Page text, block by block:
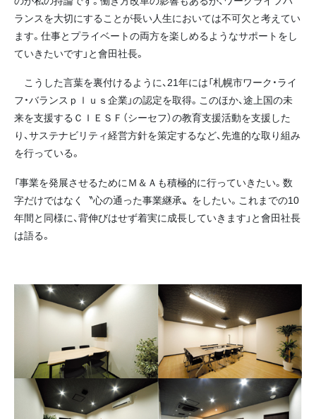
ランスを大切にすることが長い人生においては不可欠と考えてい
ます。仕事とプライベートの両方を楽しめるようなサポートをし
ていきたいです」と會田社長。
こうした言葉を裏付けるように、21年には「札幌市ワーク・ライ
フ・バランスｐｌｕｓ企業」の認定を取得。このほか、途上国の未
来を支援するＣＩＥＳＦ（シーセフ）の教育支援活動を支援した
り、サステナビリティ経営方針を策定するなど、先進的な取り組み
を行っている。
「事業を発展させるためにＭ＆Ａも積極的に行っていきたい。数
字だけではなく〝心の通った事業継承〟をしたい。これまでの10
年間と同様に、背伸びはせず着実に成長していきます」と會田社長
は語る。